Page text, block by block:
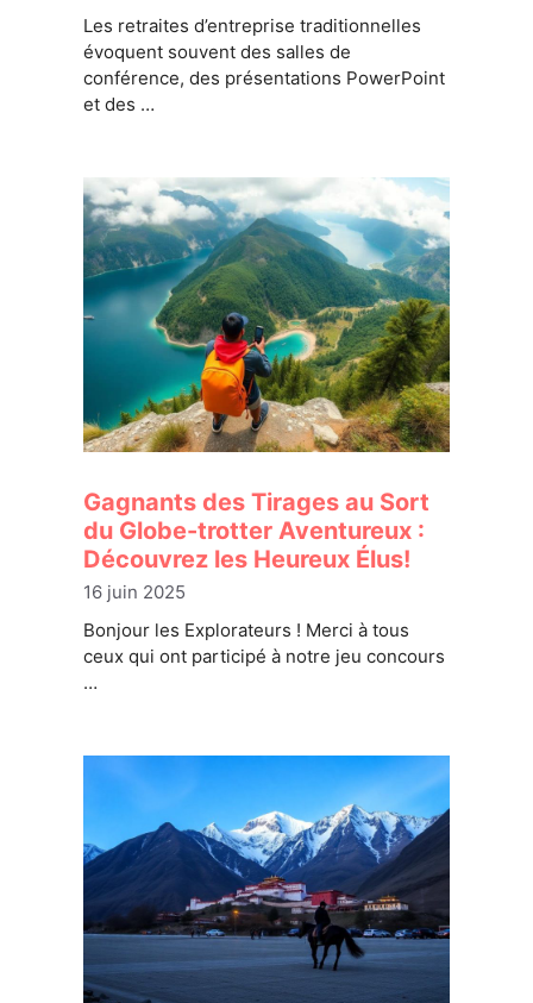
Les retraites d’entreprise traditionnelles
évoquent souvent des salles de
conférence, des présentations PowerPoint
et des …
Gagnants des Tirages au Sort
du Globe-trotter Aventureux :
Découvrez les Heureux Élus!
16 juin 2025
Bonjour les Explorateurs ! Merci à tous
ceux qui ont participé à notre jeu concours
…